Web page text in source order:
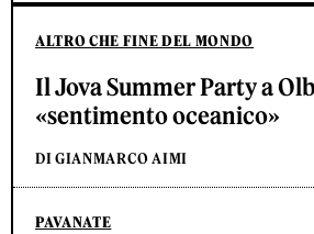
ALTRO CHE FINE DEL MONDO
Il Jova Summer Party a
«sentimento oceanico»
DI GIANMARCO AIMI
PAVANATE